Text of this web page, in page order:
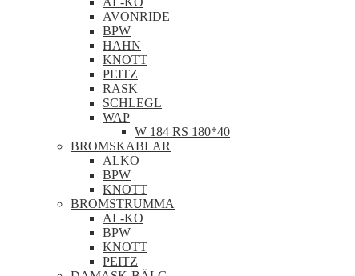
AVONRIDE
BPW
HAHN
KNOTT
PEITZ
RASK
SCHLEGL
WAP
W 184 RS 180*40
BROMSKABLAR
ALKO
BPW
KNOTT
BROMSTRUMMA
AL-KO
BPW
KNOTT
PEITZ